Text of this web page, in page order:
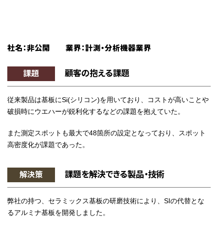
社名：非公開 業界：計測・分析機器業界
課題 顧客の抱える課題
従来製品は基板にSi(シリコン)を用いており、コストが高いことや
破損時にウエハーが鋭利化するなどの課題を抱えていた。
また測定スポットも最大で48箇所の設定となっており、スポット
高密度化が課題であった。
解決策 課題を解決できる製品・技術
弊社の持つ、セラミックス基板の研磨技術により、SIの代替とな
るアルミナ基板を開発しました。